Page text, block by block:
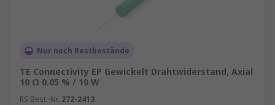
Nur noch Restbestände
TE Connectivity EP Gewickelt Drahtwiderstand, Axial
10 Ω 0.05 % / 10 W
RS Best.-Nr. 272-2413